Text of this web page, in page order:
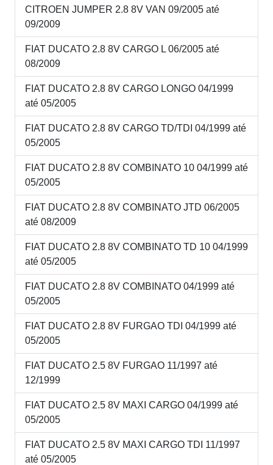
CITROEN JUMPER 2.8 8V VAN 09/2005 até
09/2009
FIAT DUCATO 2.8 8V CARGO L 06/2005 até
08/2009
FIAT DUCATO 2.8 8V CARGO LONGO 04/1999
até 05/2005
FIAT DUCATO 2.8 8V CARGO TD/TDI 04/1999 até
05/2005
FIAT DUCATO 2.8 8V COMBINATO 10 04/1999 até
05/2005
FIAT DUCATO 2.8 8V COMBINATO JTD 06/2005
até 08/2009
FIAT DUCATO 2.8 8V COMBINATO TD 10 04/1999
até 05/2005
FIAT DUCATO 2.8 8V COMBINATO 04/1999 até
05/2005
FIAT DUCATO 2.8 8V FURGAO TDI 04/1999 até
05/2005
FIAT DUCATO 2.5 8V FURGAO 11/1997 até
12/1999
FIAT DUCATO 2.5 8V MAXI CARGO 04/1999 até
05/2005
FIAT DUCATO 2.5 8V MAXI CARGO TDI 11/1997
até 05/2005